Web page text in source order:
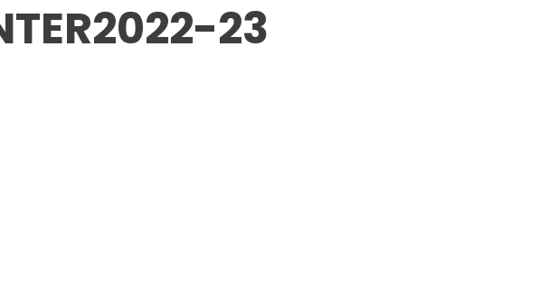
23